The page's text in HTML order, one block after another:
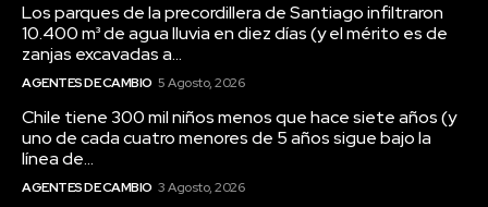
Los parques de la precordillera de Santiago infiltraron
10.400 m³ de agua lluvia en diez días (y el mérito es de
zanjas excavadas a...
AGENTES DE CAMBIO 5 Agosto, 2026
Chile tiene 300 mil niños menos que hace siete años (y
uno de cada cuatro menores de 5 años sigue bajo la
línea de...
AGENTES DE CAMBIO 3 Agosto, 2026